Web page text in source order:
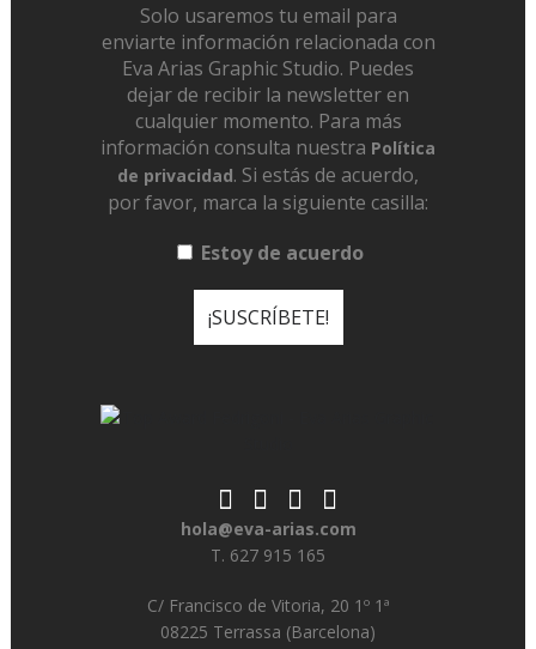
Solo usaremos tu email para
enviarte información relacionada con
Eva Arias Graphic Studio. Puedes
dejar de recibir la newsletter en
cualquier momento. Para más
información consulta nuestra Política
de privacidad. Si estás de acuerdo,
por favor, marca la siguiente casilla:
Estoy de acuerdo
hola@eva-arias.com
T. 627 915 165
C/ Francisco de Vitoria, 20 1º 1ª
08225 Terrassa (Barcelona)